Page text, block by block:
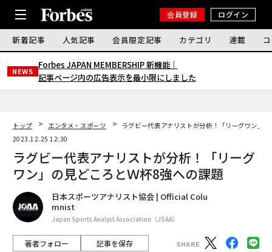
会員登録 ログイン
新着記事 人気記事 会員限定記事 カテゴリ 連載
NEWS
Forbes JAPAN MEMBERSHIP 新機能｜
記事ページ内の広告表示を最小限にしました
トップ エンタメ・スポーツ
ラグビー代表アナリストが分析！「リーグワン」
2023.12.25 12:30
ラグビー代表アナリストが分析！「リーグ
ワン」の見どころとＷ杯8強への課題
日本スポーツアナリスト協会 | Official Colu
mnist
Japan Sports Analyst Association（JSAA）
著者フォロー 記事を保存